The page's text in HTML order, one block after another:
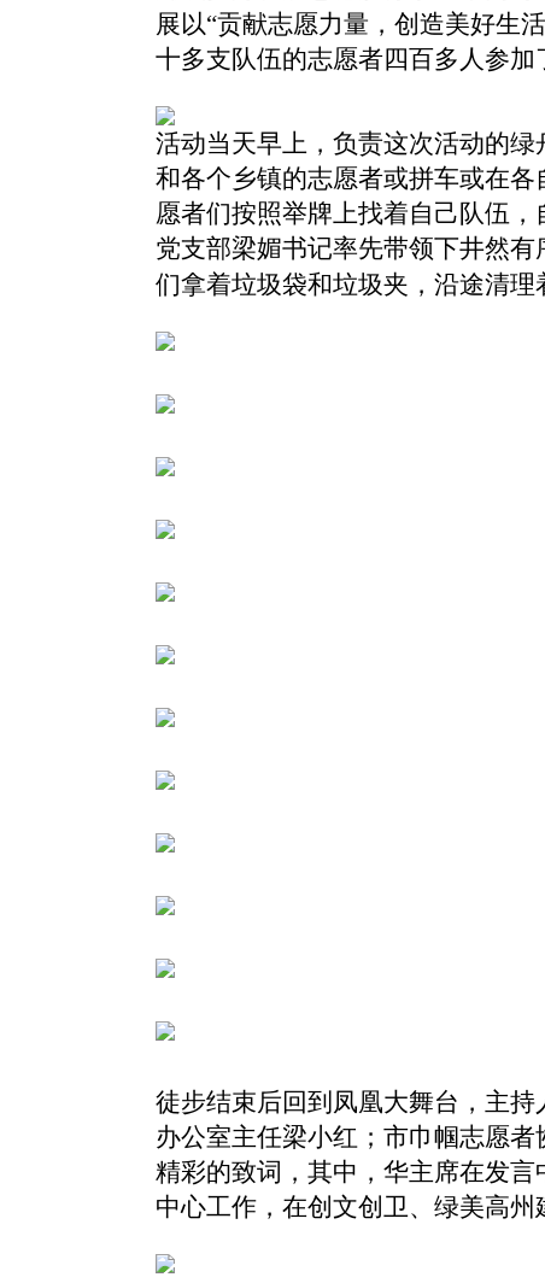
展以“贡献志愿力量，创造美好生
十多支队伍的志愿者四百多人参加
活动当天早上，负责这次活动的
和各个乡镇的志愿者或拼车或在
愿者们按照举牌上找着自己队伍
党支部梁媚书记率先带领下井然
们拿着垃圾袋和垃圾夹，沿途清理
徒步结束后回到凤凰大舞台，主
办公室主任梁小红；市巾帼志愿
精彩的致词， 其中，华主席在发
中心工作，在创文创卫、绿美高